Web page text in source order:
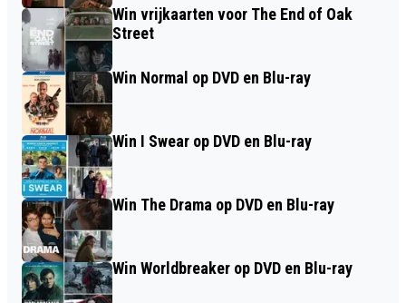
Win vrijkaarten voor The End of Oak
Street
Win Normal op DVD en Blu-ray
Win I Swear op DVD en Blu-ray
Win The Drama op DVD en Blu-ray
Win Worldbreaker op DVD en Blu-ray